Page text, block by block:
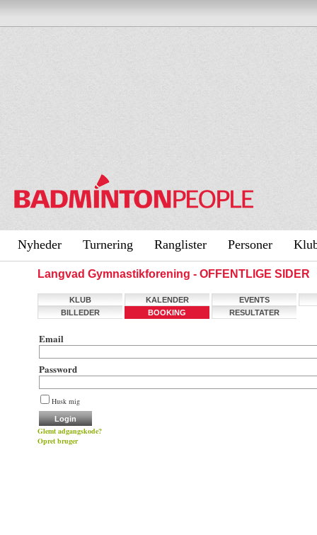
Nyheder Turnering Ranglister Personer
Langvad Gymnastikforening - OFFENTLIGE SIDER
KLUB KALENDER
EVENTS
BILLEDER
BOOKING RESULTATER